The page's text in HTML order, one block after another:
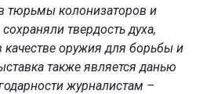
тюрьмы колонизаторов и
твердость духа,
качестве оружия для борьбы и
также является данью
журналистам –